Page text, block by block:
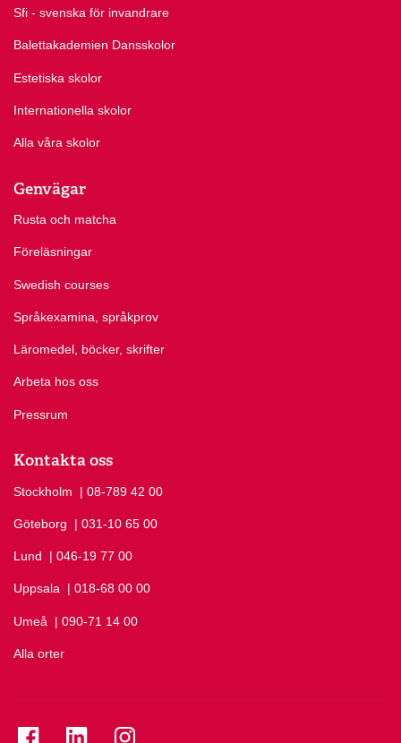
Sfi - svenska för invandrare
Balettakademien Dansskolor
Estetiska skolor
Internationella skolor
Alla våra skolor
Genvägar
Rusta och matcha
Föreläsningar
Swedish courses
Språkexamina, språkprov
Läromedel, böcker, skrifter
Arbeta hos oss
Pressrum
Kontakta oss
Stockholm Ring Stockholm på
| 08-789 42 00
Göteborg Ring Göteborg på
| 031-10 65 00
Lund Ring Lund på
| 046-19 77 00
Uppsala Ring Uppsala på
| 018-68 00 00
Umeå Ring Umeå på
| 090-71 14 00
Alla orter
Se folkuniversitetet på Facebook
Se folkuniversitetet på LinkedIn